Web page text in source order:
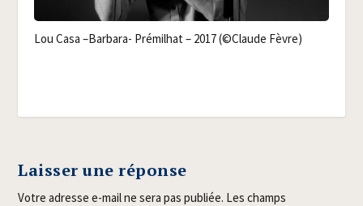
Lou Casa –Bar­ba­ra- Pré­mil­hat – 2017 (©Claude Fèvre)
Laisser une réponse
Votre adresse e-mail ne sera pas publiée. Les champs